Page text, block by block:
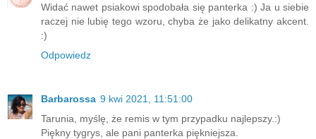
Widać nawet psiakowi spodobała się panterka :) Ja u siebie
raczej nie lubię tego wzoru, chyba że jako delikatny akcent.
:)
Odpowiedz
Barbarossa 9 kwi 2021, 11:51:00
Tarunia, myślę, że remis w tym przypadku najlepszy.:)
Piękny tygrys, ale pani panterka piękniejsza.